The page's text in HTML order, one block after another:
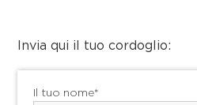
Invia qui il tuo cordoglio:
Il tuo nome*